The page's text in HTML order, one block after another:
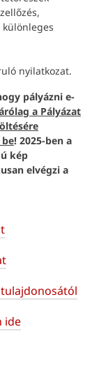
különleges
nyilatkozat.
pályázni e-
a Pályázat
! 2025-ben a
kép
elvégzi a
ide